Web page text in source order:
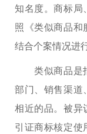
知名度。商标局
照《类似商品和
结合个案情况进
类似商品是
部门、销售渠道
相近的品。被异
引证商标核定使